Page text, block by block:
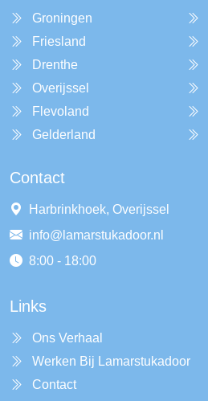
Groningen
Friesland
Drenthe
Overijssel
Flevoland
Gelderland
Contact
Harbrinkhoek, Overijssel
info@lamarstukadoor.nl
8:00 - 18:00
Links
Ons Verhaal
Werken Bij Lamarstukadoor
Contact